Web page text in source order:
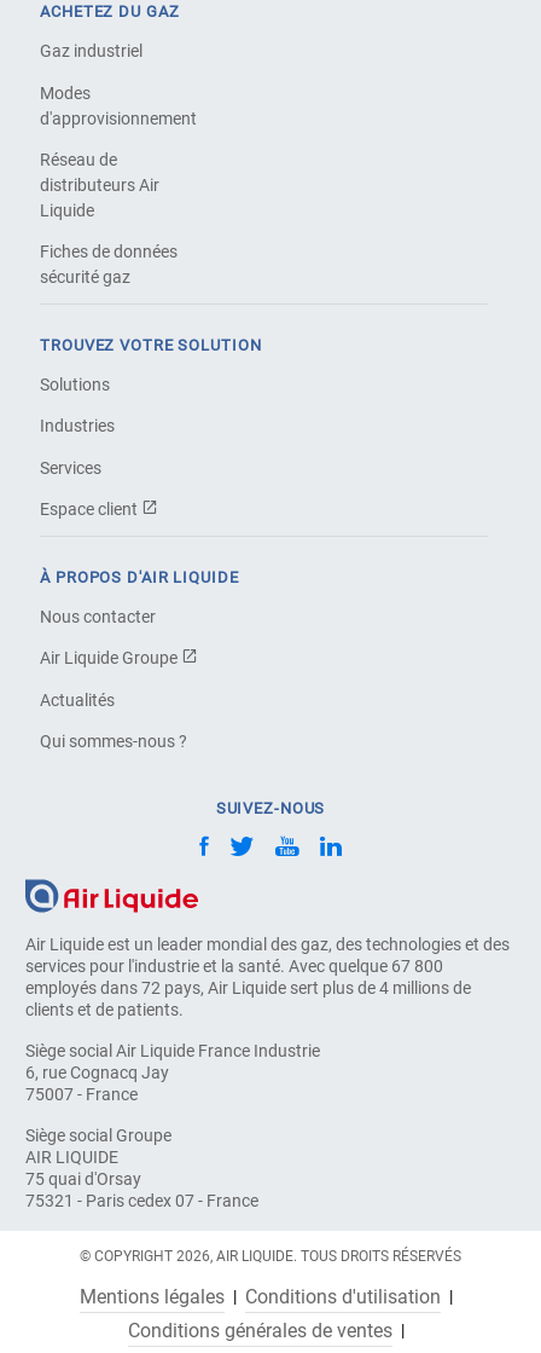
Air Liquide est un leader mondial des gaz, des technologies et des
services pour l'industrie et la santé. Avec quelque 67 800
employés dans 72 pays, Air Liquide sert plus de 4 millions de
clients et de patients.
Siège social Air Liquide France Industrie
6, rue Cognacq Jay
75007 - France
Siège social Groupe
AIR LIQUIDE
75 quai d'Orsay
75321 - Paris cedex 07 - France
ACHETEZ DU GAZ
Gaz industriel
Modes
d'approvisionnement
Réseau de
distributeurs Air
Liquide
Fiches de données
sécurité gaz
TROUVEZ VOTRE SOLUTION
Solutions
Industries
Services
Espace client
À PROPOS D'AIR LIQUIDE
Nous contacter
Air Liquide Groupe
Actualités
Qui sommes-nous ?
SUIVEZ-NOUS
© COPYRIGHT 2026, AIR LIQUIDE. TOUS DROITS RÉSERVÉS
Mentions légales
Conditions d'utilisation
Conditions générales de ventes